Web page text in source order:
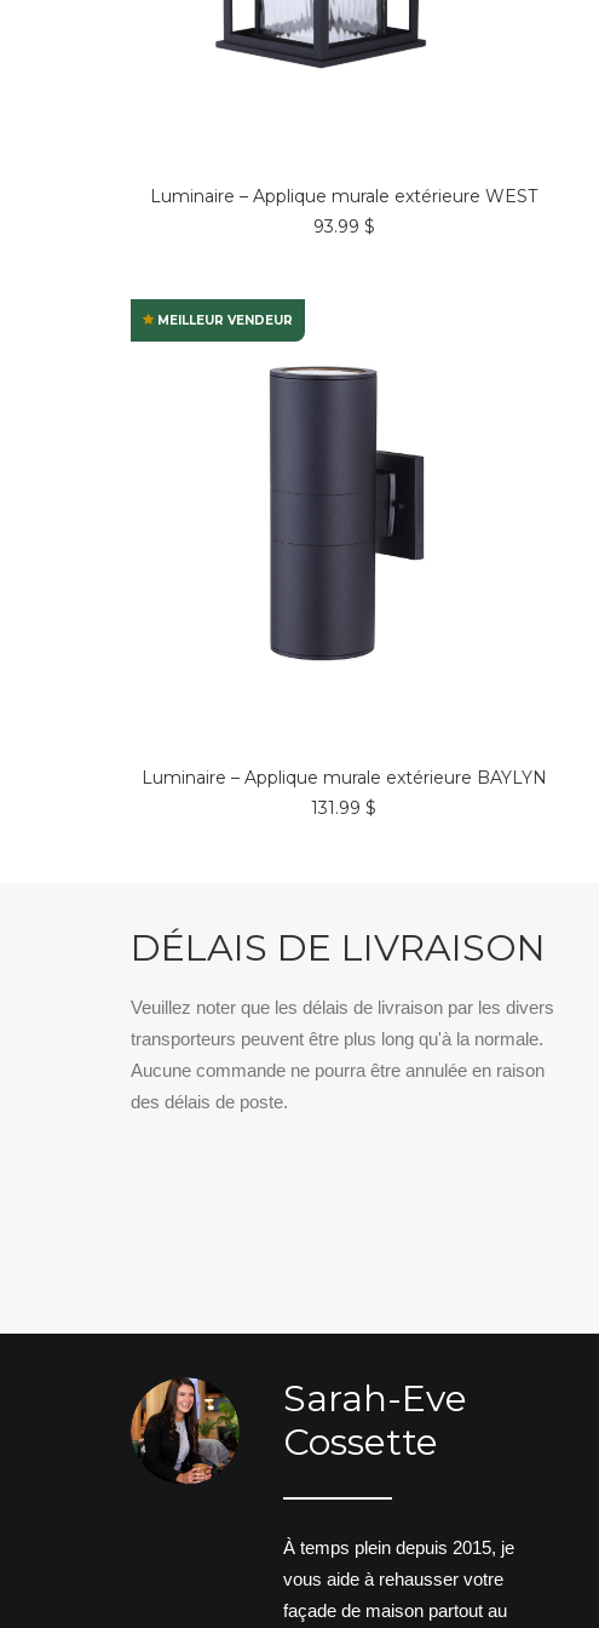
Luminaire – Applique murale extérieure WEST
93.99 $
MEILLEUR VENDEUR
Luminaire – Applique murale extérieure BAYLYN
131.99 $
DÉLAIS DE LIVRAISON
Veuillez noter que les délais de livraison par les divers
transporteurs peuvent être plus long qu'à la normale.
Aucune commande ne pourra être annulée en raison
des délais de poste.
Sarah-Eve
Cossette
À temps plein depuis 2015, je
vous aide à rehausser votre
façade de maison partout au